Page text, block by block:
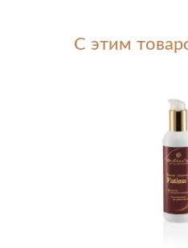
С этим